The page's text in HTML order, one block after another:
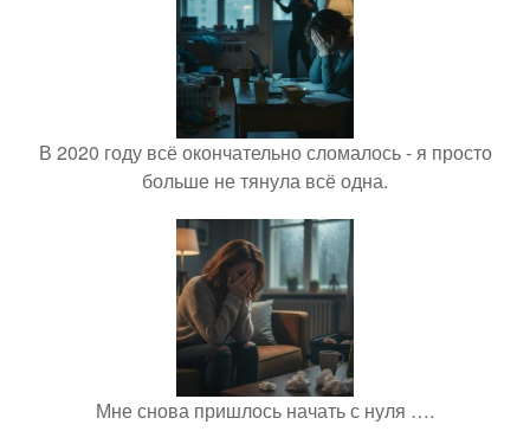
В 2020 году всё окончательно сломалось - я просто
больше не тянула всё одна.
Мне снова пришлось начать с нуля ….